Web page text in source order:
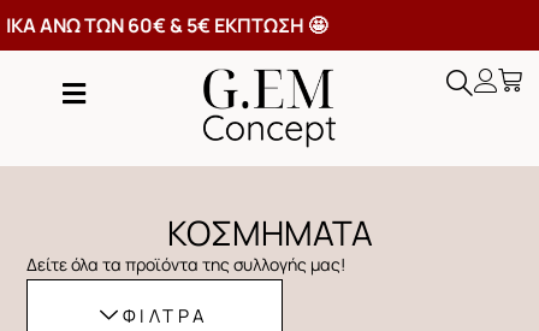
ΜΕΤΑΦΟΡΙΚΑ ΑΝΩ ΤΩΝ 60€ & 5€ ΕΚΠΤΩΣΗ 🤩
ΚΟΣΜΗΜΑΤΑ
Δείτε όλα τα προϊόντα της συλλογής μας!
ΦΙΛΤΡΑ